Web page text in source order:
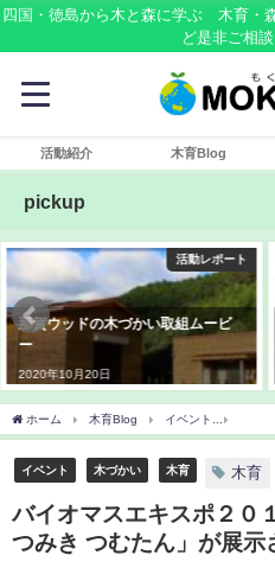
四国・徳島から木と森に学ぶ 木育・
ど是非ご相
活動紹介 木育Blog
pickup
活動レポート
那賀ウッドの木づかい取組ムービ
ー
2020年10月20日
ホーム 木育Blog イベント
イベント 木づかい 木育 木育
バイオマスエキスポ２０
つみき つむたん」が展示